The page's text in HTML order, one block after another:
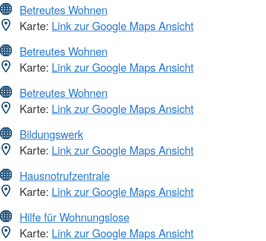
Betreutes Wohnen
Karte: Link zur Google Maps Ansicht
Betreutes Wohnen
Karte: Link zur Google Maps Ansicht
Betreutes Wohnen
Karte: Link zur Google Maps Ansicht
Bildungswerk
Karte: Link zur Google Maps Ansicht
Hausnotrufzentrale
Karte: Link zur Google Maps Ansicht
Hilfe für Wohnungslose
Karte: Link zur Google Maps Ansicht